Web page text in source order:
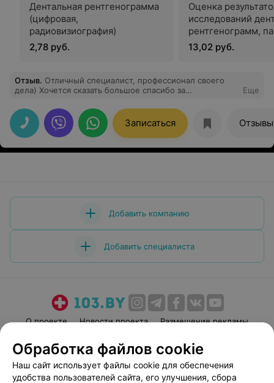
Дентальная рентгенограмма
(цифровая,
радиовизиография)
2,78 руб.
Оценка
исследований
рентгенограмм,
заключений
рентгенологов по
13,02 руб.
Отзыв. Отличный специалист, профессионал своего
дела) Хочется сказать большое спасибо за
задачу. Практически наш семейный доктор)),
Еще
Записаться Отзывы
Добавить компанию
Добавить специалиста
О проекте Новости проекта
Размещение рекламы
Пользовательское соглашение
Способы оплаты
Вакансии
Партнеры
Обработка файлов cookie
Наш сайт использует файлы cookie для обеспечения
удобства пользователей сайта, его улучшения, сбора